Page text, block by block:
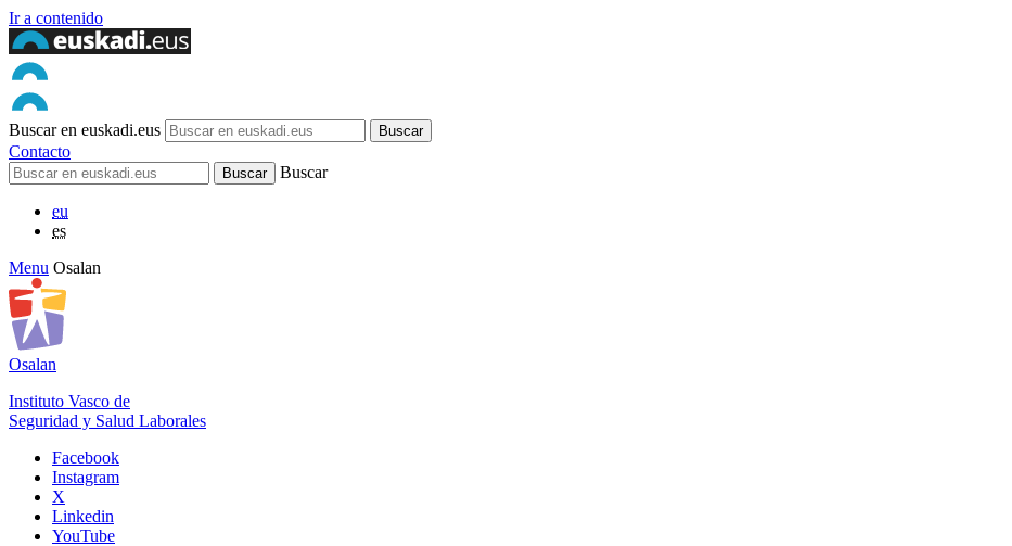
Ir a contenido
Buscar en euskadi.eus
Contacto
Buscar
eu
es
Menu Osalan
Osalan
Instituto Vasco de
Seguridad y Salud Laborales
Facebook
Instagram
X
Linkedin
YouTube